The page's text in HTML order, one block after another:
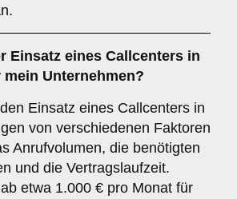
Einsatz eines Callcenters in
Unternehmen?
Einsatz eines Callcenters in
von verschiedenen Faktoren
Anrufvolumen, die benötigten
und die Vertragslaufzeit.
etwa 1.000 € pro Monat für